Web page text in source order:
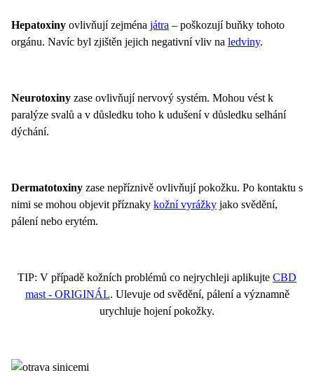
Hepatoxiny ovlivňují zejména játra – poškozují buňky tohoto
orgánu. Navíc byl zjištěn jejich negativní vliv na ledviny.
Neurotoxiny zase ovlivňují nervový systém. Mohou vést k
paralýze svalů a v důsledku toho k udušení v důsledku selhání
dýchání.
Dermatotoxiny zase nepříznivě ovlivňují pokožku. Po kontaktu s
nimi se mohou objevit příznaky kožní vyrážky jako svědění,
pálení nebo erytém.
TIP: V případě kožních problémů co nejrychleji aplikujte CBD
mast - ORIGINÁL. Ulevuje od svědění, pálení a významně
urychluje hojení pokožky.